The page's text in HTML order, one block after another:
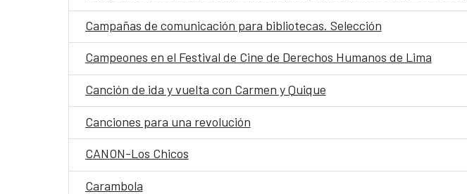
Campañas de comunicación para bibliotecas. Selección
Campeones en el Festival de Cine de Derechos Humanos de Lima
Canción de ida y vuelta con Carmen y Quique
Canciones para una revolución
CANON-Los Chicos
Carambola